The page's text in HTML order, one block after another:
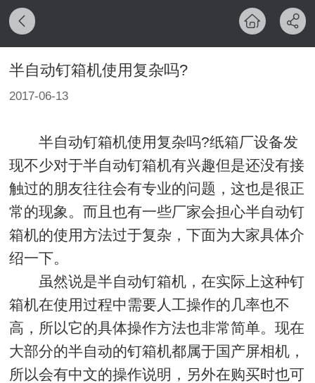
半自动钉箱机使用复杂吗?
2017-06-13
半自动钉箱机使用复杂吗?纸箱厂设备发
现不少对于半自动钉箱机有兴趣但是还没有接
触过的朋友往往会有专业的问题，这也是很正
常的现象。而且也有一些厂家会担心半自动钉
箱机的使用方法过于复杂，下面为大家具体介
绍一下。
虽然说是半自动钉箱机，在实际上这种钉
箱机在使用过程中需要人工操作的几率也不
高，所以它的具体操作方法也非常简单。现在
大部分的半自动的钉箱机都属于国产屏相机，
所以会有中文的操作说明，另外在购买时也可